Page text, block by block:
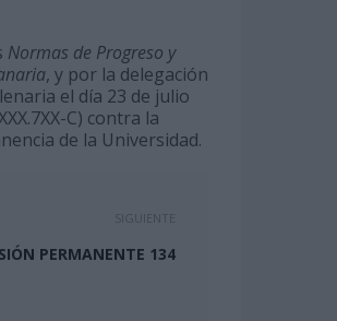
Normas de Progreso y
, y por la delegación
el día 23 de julio
C) contra la
de la Universidad.
SIGUIENTE
PERMANENTE 134